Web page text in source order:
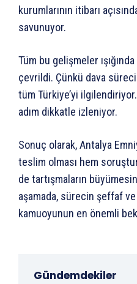
kurumlarının itibarı
savunuyor.
Tüm bu gelişmeler
çevrildi. Çünkü dava süreci
tüm Türkiye’yi ilgilendiriyor.
adım dikkatle izleniyor.
Sonuç olarak, Antalya
teslim olması hem
de tartışmaların
aşamada, sürecin şeffaf
kamuoyunun en önemli
Gündemdekiler